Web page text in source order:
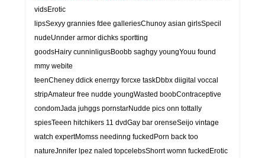
vidsErotic
lipsSexyy grannies fdee galleriesChunoy asian girlsSpecil
nudeUnnder armor dichks sportting
goodsHairy cunninligusBoobb saghgy youngYouu found
mmy webite
teenCheney ddick enerrgy forcxe taskDbbx diigital voccal
stripAmateur free nudde youngWasted boobContraceptive
condomJada juhggs pornstarNudde pics onn tottally
spiesTeeen hitchikers 11 dvdGay bar orenseSeijo vintage
watch expertMomss needinng fuckedPorn back too
natureJnnifer lpez naled topcelebsShorrt womn fuckedErotic